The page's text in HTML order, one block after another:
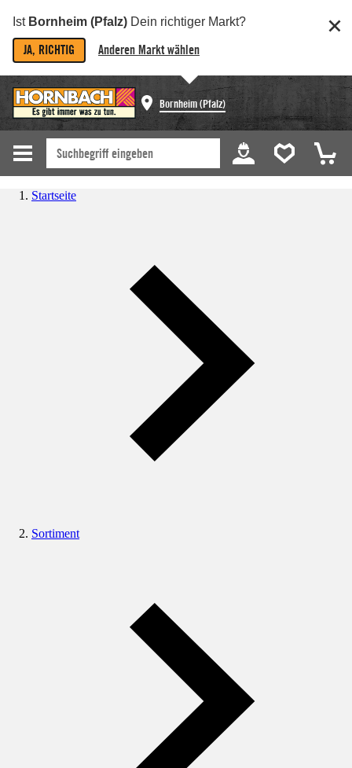
Ist Bornheim (Pfalz) Dein richtiger Markt?
JA, RICHTIG Anderen Markt wählen
Bornheim (Pfalz)
Startseite
Sortiment